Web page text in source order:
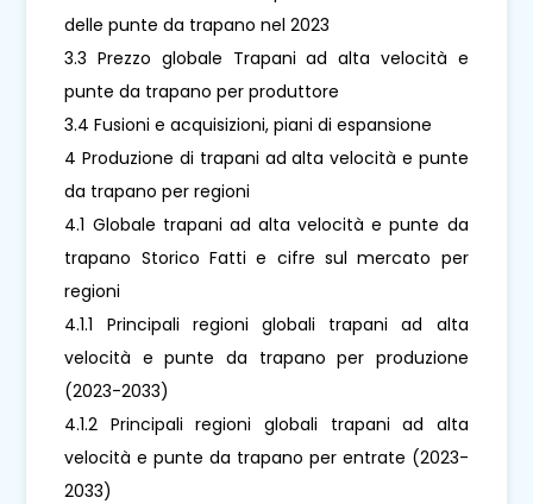
delle punte da trapano nel 2023
3.3 Prezzo globale Trapani ad alta velocità e
punte da trapano per produttore
3.4 Fusioni e acquisizioni, piani di espansione
4 Produzione di trapani ad alta velocità e punte
da trapano per regioni
4.1 Globale trapani ad alta velocità e punte da
trapano Storico Fatti e cifre sul mercato per
regioni
4.1.1 Principali regioni globali trapani ad alta
velocità e punte da trapano per produzione
(2023-2033)
4.1.2 Principali regioni globali trapani ad alta
velocità e punte da trapano per entrate (2023-
2033)